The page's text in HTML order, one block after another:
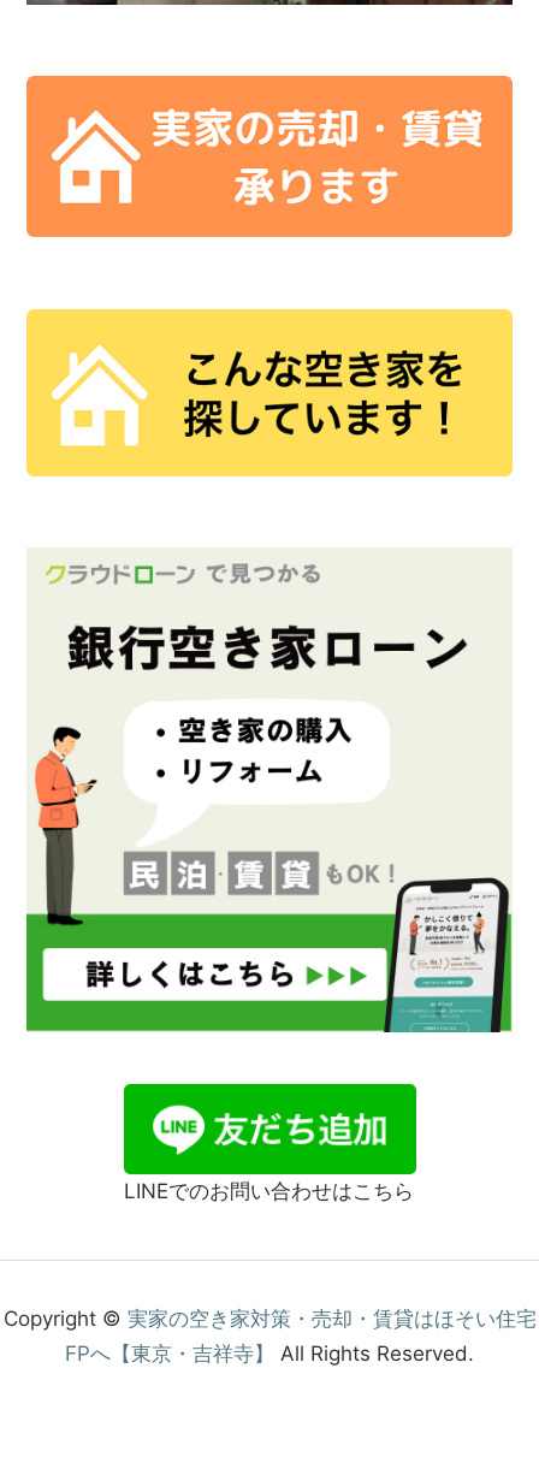
LINEでのお問い合わせはこちら
Copyright © 実家の空き家対策・売却・賃貸はほそい住宅
FPへ【東京・吉祥寺】
All Rights Reserved.